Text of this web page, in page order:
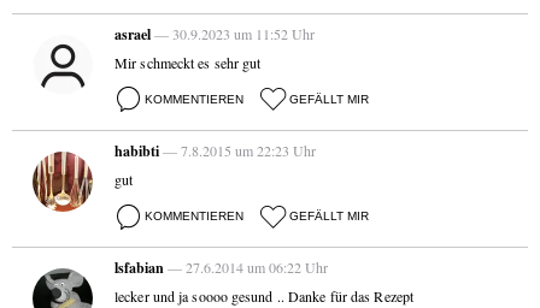
asrael— 30.9.2023 um 11:52 Uhr
Mir schmeckt es sehr gut
KOMMENTIEREN GEFÄLLT MIR
habibti— 7.8.2015 um 22:23 Uhr
gut
KOMMENTIEREN GEFÄLLT MIR
lsfabian— 27.6.2014 um 06:22 Uhr
lecker und ja soooo gesund .. Danke für das Rezept